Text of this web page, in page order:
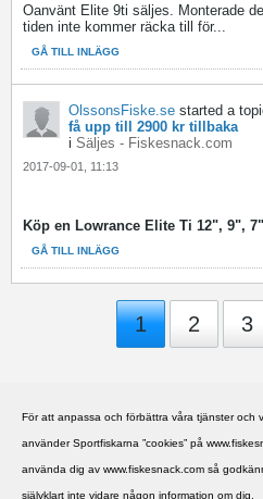
För att anpassa och förbättra våra tjänster och
använder Sportfiskarna ”cookies” på
använda dig av www.fiskesnack.com så
självklart inte vidare någon information om dig.
Oanvänt Elite 9ti säljes. Monterade
tiden inte kommer räcka till för...
GÅ TILL INLÄGG
OlssonsFiske.se started a
få upp till 2900 kr tillbaka
i Säljes - Fiskesnack.com
2017-09-01, 11:13
Köp en Lowrance Elite Ti 12", 9",
GÅ TILL INLÄGG
1 2 3